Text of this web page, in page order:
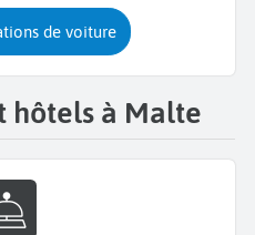
de voiture
hôtels à Malte